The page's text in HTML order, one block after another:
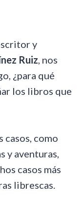
y
Ruiz, nos
¿para qué
los libros que
casos, como
y aventuras,
casos más
librescas.